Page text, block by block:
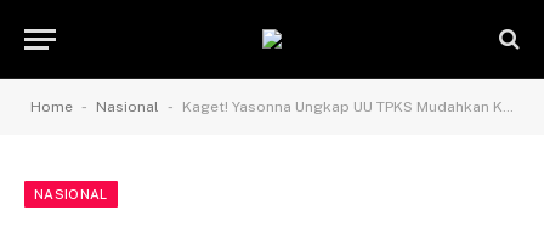
Home - Nasional - Kaget! Yasonna Ungkap UU TPKS Mudahkan Korban Pelecehan, Pelaku Tak Bisa Kabur!
NASIONAL